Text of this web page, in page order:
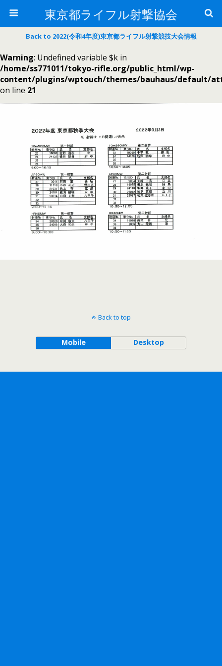
東京都ライフル射撃協会
Back to 2022(令和4年度)東京都ライフル射撃競技大会情報
Warning: Undefined variable $k in
/home/ss771011/tokyo-rifle.org/public_html/wp-
content/plugins/wptouch/themes/bauhaus/default/
on line 21
Back to top
Mobile Desktop